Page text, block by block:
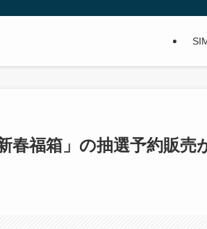
福箱」の抽選予約販売